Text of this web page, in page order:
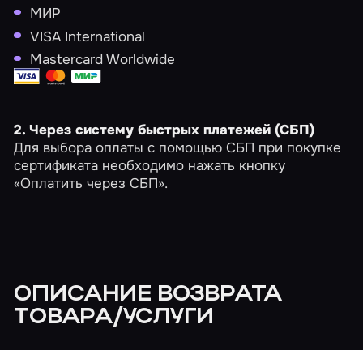
МИР
VISA International
Mastercard Worldwide
2. Через систему быстрых платежей (СБП)
Для выбора оплаты с помощью СБП при покупке
сертификата необходимо нажать кнопку
«Оплатить через СБП».
ОПИСАНИЕ ВОЗВРАТА
ТОВАРА/УСЛУГИ